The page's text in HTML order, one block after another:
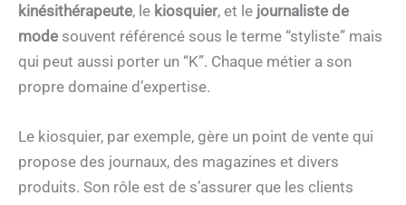
kinésithérapeute, le kiosquier, et le journaliste de
mode souvent référencé sous le terme “styliste” mais
qui peut aussi porter un “K”. Chaque métier a son
propre domaine d’expertise.
Le kiosquier, par exemple, gère un point de vente qui
propose des journaux, des magazines et divers
produits. Son rôle est de s’assurer que les clients